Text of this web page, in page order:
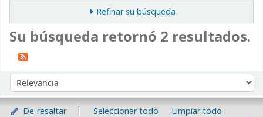
Refinar su búsqueda
Su búsqueda retornó 2 resultados.
Ordenar por:
De-resaltar Seleccionar todo
Limpiar todo